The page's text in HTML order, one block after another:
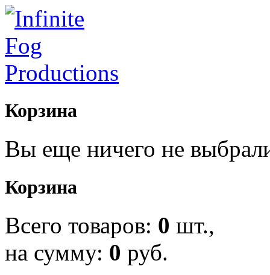
Корзина
Вы еще ничего не
Корзина
Всего товаров: 0 шт.,
на сумму: 0 руб.